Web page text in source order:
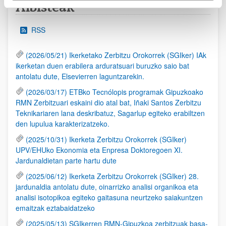
Albisteak
RSS
(2026/05/21) Ikerketako Zerbitzu Orokorrek (SGIker) IAk
ikerketan duen erabilera arduratsuari buruzko saio bat
antolatu dute, Elsevierren laguntzarekin.
(2026/03/17) ETBko Tecnólopis programak Gipuzkoako
RMN Zerbitzuari eskaini dio atal bat, Iñaki Santos Zerbitzu
Teknikariaren lana deskribatuz, Sagarlup egiteko erabiltzen
den lupulua karakterizatzeko.
(2025/10/31) Ikerketa Zerbitzu Orokorrek (SGIker)
UPV/EHUko Ekonomia eta Enpresa Doktoregoen XI.
Jardunaldietan parte hartu dute
(2025/06/12) Ikerketa Zerbitzu Orokorrek (SGIker) 28.
jardunaldia antolatu dute, oinarrizko analisi organikoa eta
analisi isotopikoa egiteko gaitasuna neurtzeko saiakuntzen
emaitzak eztabaidatzeko
(2025/05/13) SGIkerren RMN-Gipuzkoa zerbitzuak basa-